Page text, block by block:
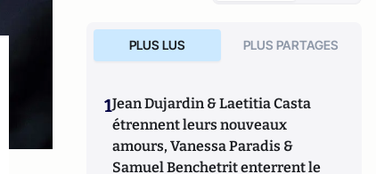
PLUS LUS PLUS PARTAGES
1Jean Dujardin & Laetitia Casta
étrennent leurs nouveaux
amours, Vanessa Paradis &
Samuel Benchetrit enterrent le